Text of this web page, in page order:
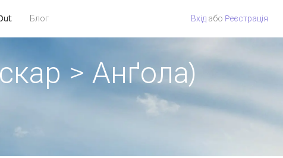
Блог Вхід або Pеєстрація
> Анґола)